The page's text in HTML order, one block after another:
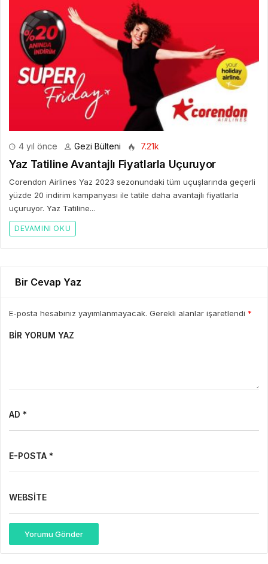
4 yıl önce Gezi Bülteni 7.21k
Yaz Tatiline Avantajlı Fiyatlarla Uçuruyor
Corendon Airlines Yaz 2023 sezonundaki tüm uçuşlarında geçerli
yüzde 20 indirim kampanyası ile tatile daha avantajlı fiyatlarla
uçuruyor. Yaz Tatiline...
DEVAMINI OKU
Bir Cevap Yaz
E-posta hesabınız yayımlanmayacak. Gerekli alanlar işaretlendi *
BIR YORUM YAZ
AD *
E-POSTA *
WEBSITE
Yorumu Gönder